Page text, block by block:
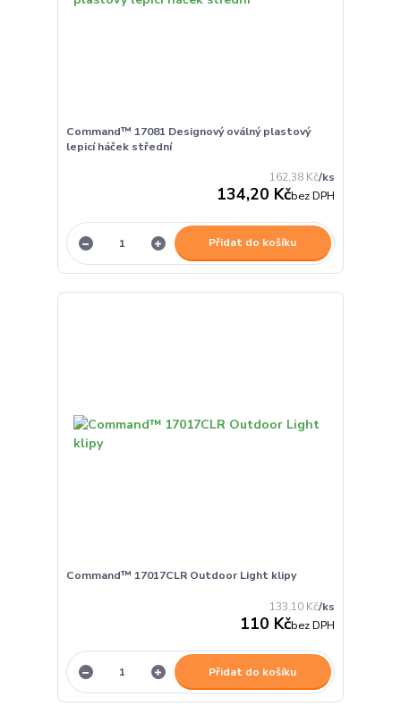
Command™ 17081 Designový oválný plastový
lepicí háček střední
162,38 Kč/ks
134,20 Kčbez DPH
Přidat do košíku
Command™ 17017CLR Outdoor Light klipy
133,10 Kč/ks
110 Kčbez DPH
Přidat do košíku